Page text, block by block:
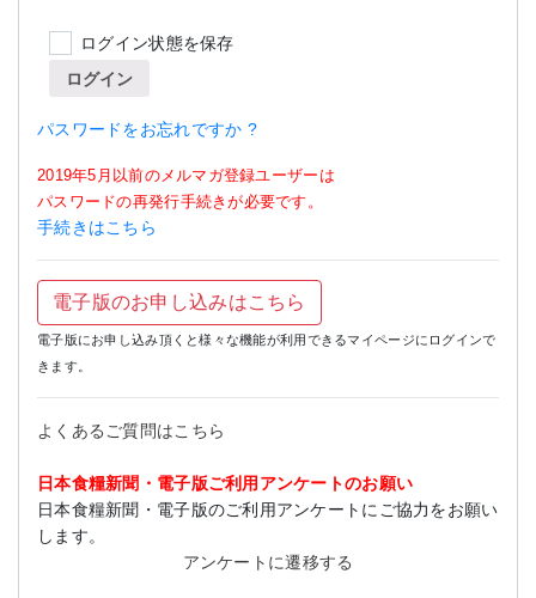
ログイン状態を保存
ログイン
パスワードをお忘れですか ?
2019年5月以前のメルマガ登録ユーザーは
パスワードの再発行手続きが必要です。
手続きはこちら
電子版のお申し込みはこちら
電子版にお申し込み頂くと様々な機能が利用できるマイページにログインで
きます。
よくあるご質問はこちら
日本食糧新聞・電子版ご利用アンケートのお願い
日本食糧新聞・電子版のご利用アンケートにご協力をお願い
します。
アンケートに遷移する